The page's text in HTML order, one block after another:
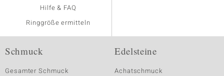
Hilfe & FAQ
Ringgröße ermitteln
Schmuck
Gesamter Schmuck
Edelsteine
Achatschmuck